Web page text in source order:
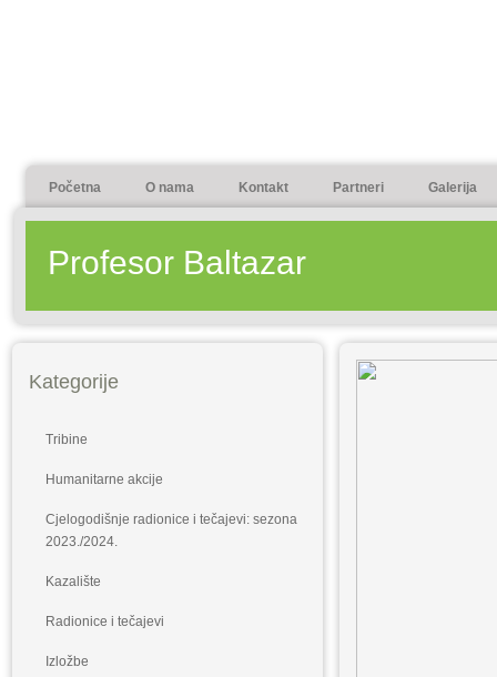
Početna O nama Kontakt Partneri Galerija
Profesor Baltazar
Kategorije
Tribine
Humanitarne akcije
Cjelogodišnje radionice i tečajevi: sezona
2023./2024.
Kazalište
Radionice i tečajevi
Izložbe